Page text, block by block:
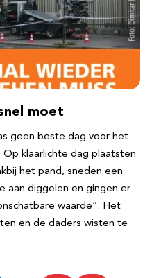
moet
geen beste dag voor het
Op klaarlichte dag plaatsten
het pand, sneden een
aan diggelen en gingen er
waarde”. Het
en de daders wisten te